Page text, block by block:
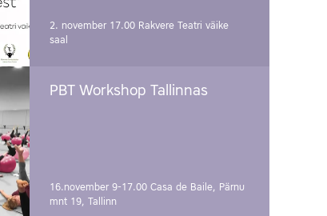
2. november 17.00 Rakvere Teatri väike
saal
PBT Workshop Tallinnas
16.november 9-17.00 Casa de Baile, Pärnu
mnt 19, Tallinn